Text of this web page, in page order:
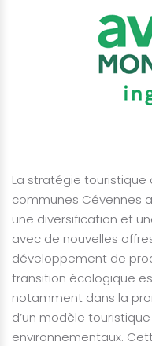
La stratégie
communes Cévennes
une diversification et
avec de nouvelles
développement de
transition écologique
notamment dans la
d’un modèle
environnementaux.